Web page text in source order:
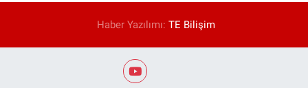
Haber Yazılımı:TE Bilişim